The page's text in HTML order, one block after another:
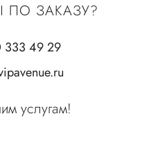
ПО ЗАКАЗУ?
333 49 29
услугам!